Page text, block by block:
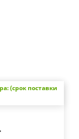
(срок поставки